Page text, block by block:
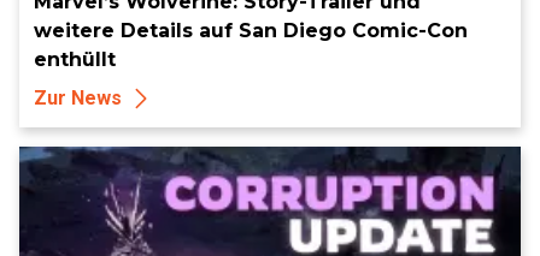
weitere Details auf San Diego Comic-Con
enthüllt
Zur News